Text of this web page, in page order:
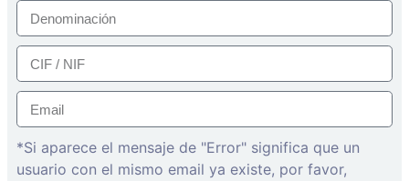
*Si aparece el mensaje de "Error" significa que un
usuario con el mismo email ya existe, por favor,